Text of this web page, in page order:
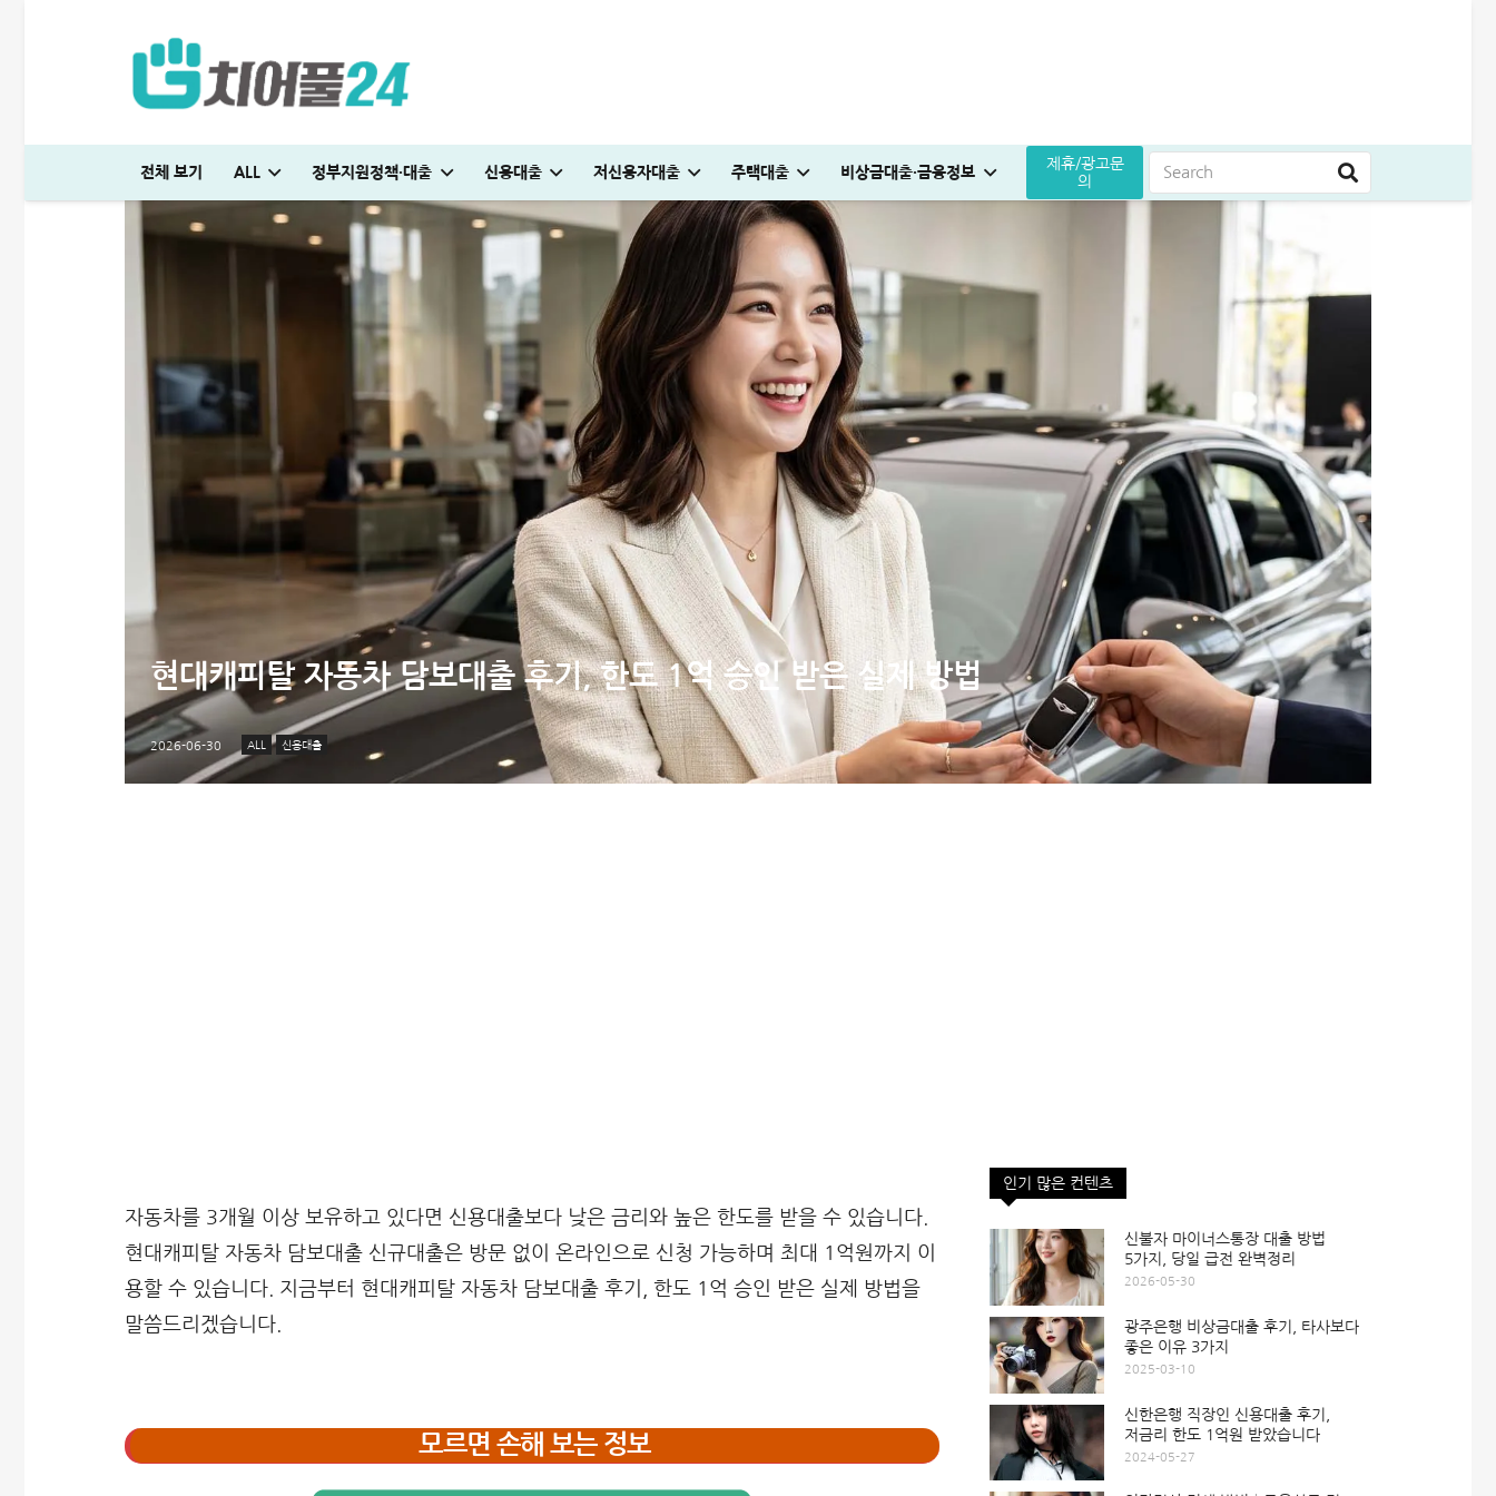
전체 보기 ALL 정부지원정책·대출 신용대출 저신용자대출 주택대출 비상금대출·금융정보
제휴/광고문
의
현대캐피탈 자동차 담보대출 후기, 한도 1억 승인 받은 실제 방법
2026-06-30 ALL 신용대출
자동차를 3개월 이상 보유하고 있다면 신용대출보다 낮은 금리와 높은 한도를 받을 수 있습니다.
현대캐피탈 자동차 담보대출 신규대출은 방문 없이 온라인으로 신청 가능하며 최대 1억원까지 이
용할 수 있습니다. 지금부터 현대캐피탈 자동차 담보대출 후기, 한도 1억 승인 받은 실제 방법을
말씀드리겠습니다.
모르면 손해 보는 정보
인기 많은 컨텐츠
신불자 마이너스통장 대출 방법
5가지, 당일 급전 완벽정리
2026-05-30
광주은행 비상금대출 후기, 타사보다
좋은 이유 3가지
2025-03-10
신한은행 직장인 신용대출 후기,
저금리 한도 1억원 받았습니다
2024-05-27